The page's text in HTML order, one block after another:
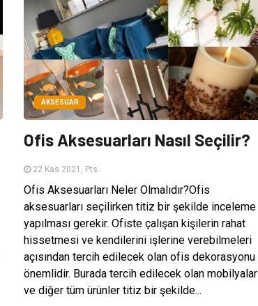
AKSESUAR
Ofis Aksesuarları Nasıl Seçilir?
22 Kas 2021, Pts
Ofis Aksesuarları Neler Olmalıdır?Ofis
aksesuarları seçilirken titiz bir şekilde inceleme
yapılması gerekir. Ofiste çalışan kişilerin rahat
hissetmesi ve kendilerini işlerine verebilmeleri
açısından tercih edilecek olan ofis dekorasyonu
önemlidir. Burada tercih edilecek olan mobilyalar
ve diğer tüm ürünler titiz bir şekilde...